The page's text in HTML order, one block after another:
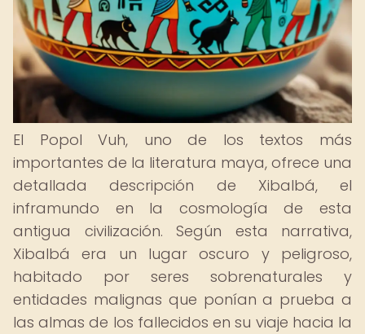
El Popol Vuh, uno de los textos más
importantes de la literatura maya, ofrece una
detallada descripción de Xibalbá, el
inframundo en la cosmología de esta
antigua civilización. Según esta narrativa,
Xibalbá era un lugar oscuro y peligroso,
habitado por seres sobrenaturales y
entidades malignas que ponían a prueba a
las almas de los fallecidos en su viaje hacia la